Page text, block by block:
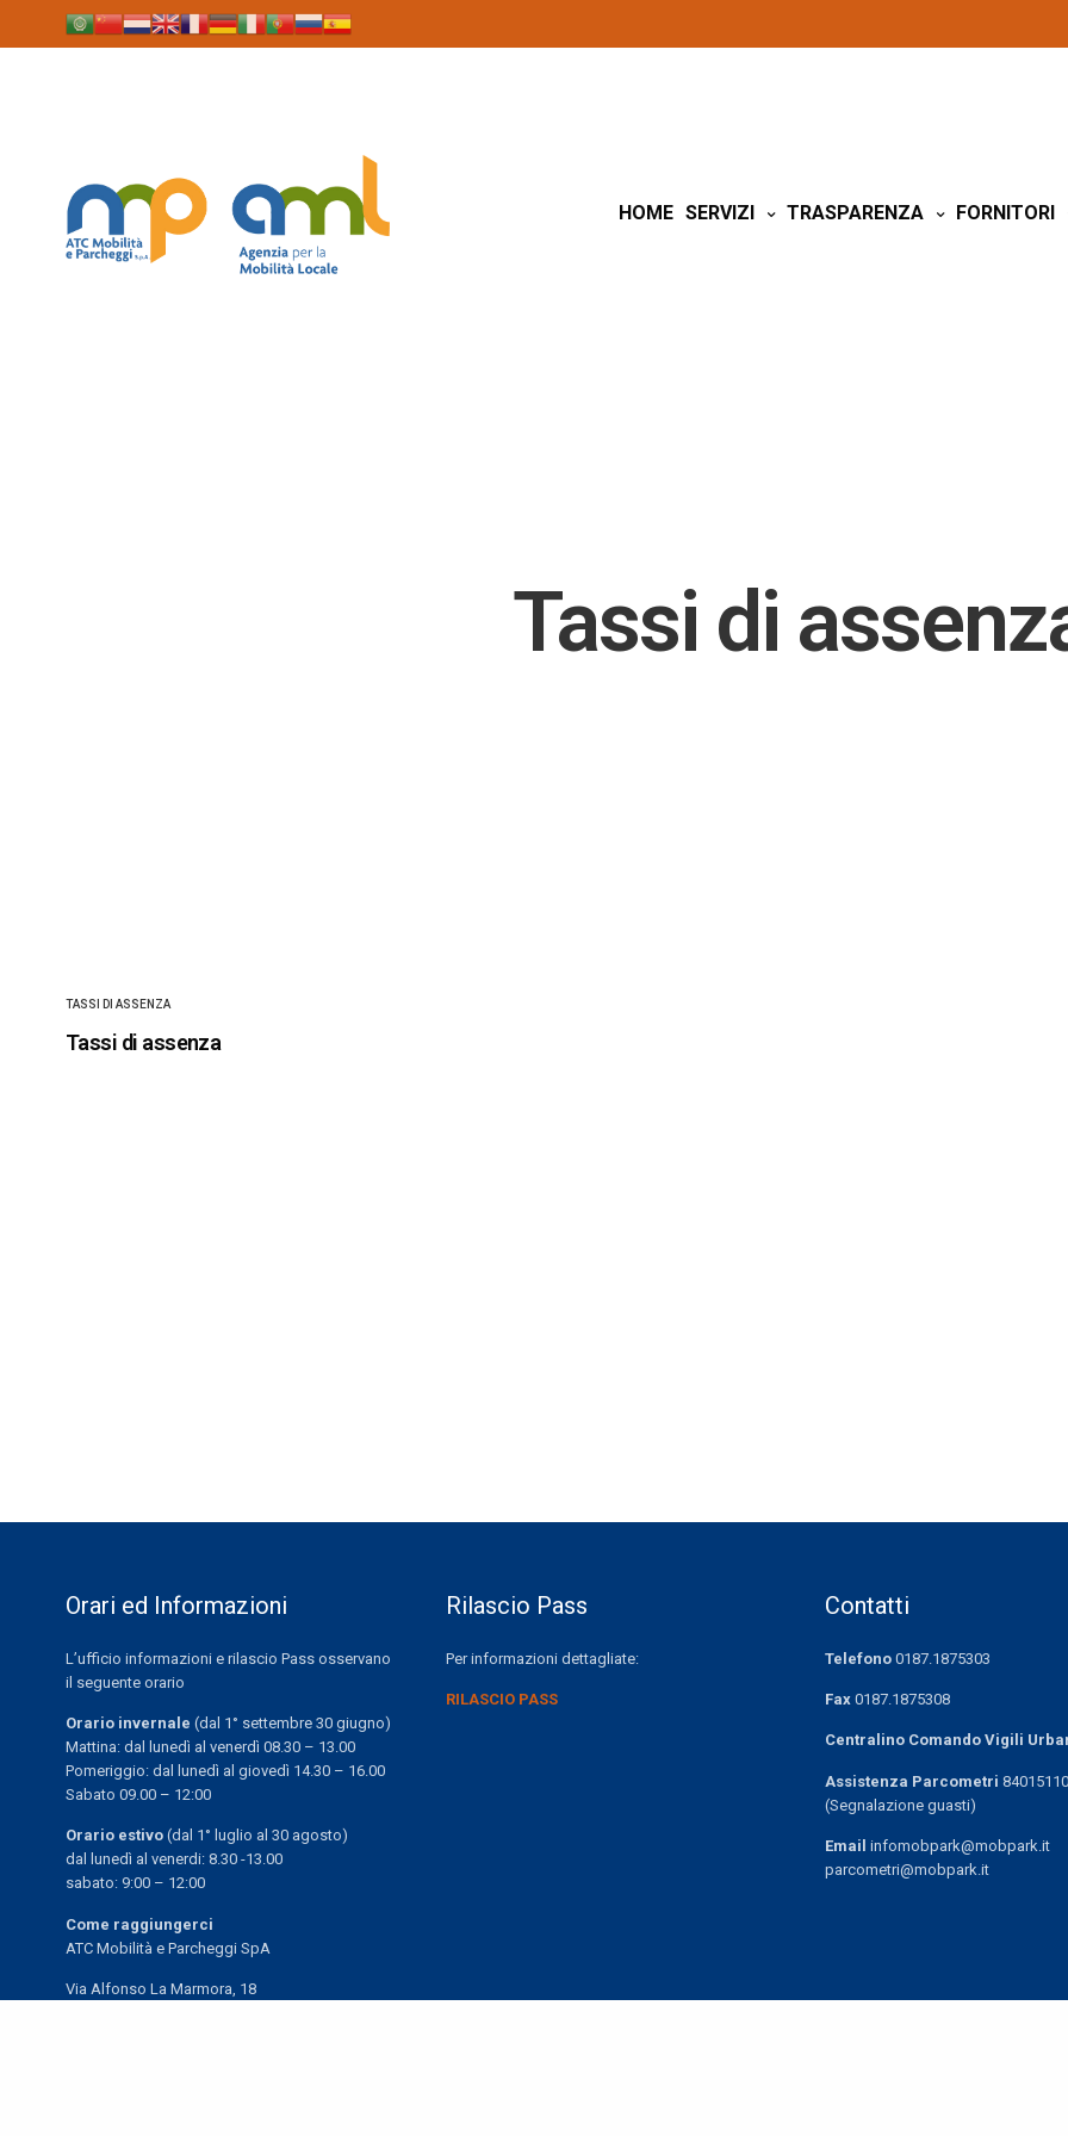
HOME SERVIZI TRASPARENZA FORNITORI
Tassi di
TASSI DI ASSENZA
Tassi di assenza
Orari ed Informazioni
L’ufficio informazioni e rilascio Pass osservano
il seguente orario
Orario invernale(dal 1° settembre 30 giugno)
Mattina: dal lunedì al venerdì 08.30 – 13.00
Pomeriggio: dal lunedì al giovedì 14.30 – 16.00
Sabato 09.00 – 12:00
Orario estivo(dal 1° luglio al 30 agosto)
dal lunedì al venerdi: 8.30 -13.00
sabato: 9:00 – 12:00
Come raggiungerci
ATC Mobilità e Parcheggi SpA
Via Alfonso La Marmora, 18
Rilascio Pass
Per informazioni dettagliate:
RILASCIO PASS
Contatti
Telefono 0187.1875303
Fax 0187.1875308
Centralino Comando Vigili
Assistenza Parcometri
(Segnalazione guasti)
Email infomobpark@mobpark.it
parcometri@mobpark.it